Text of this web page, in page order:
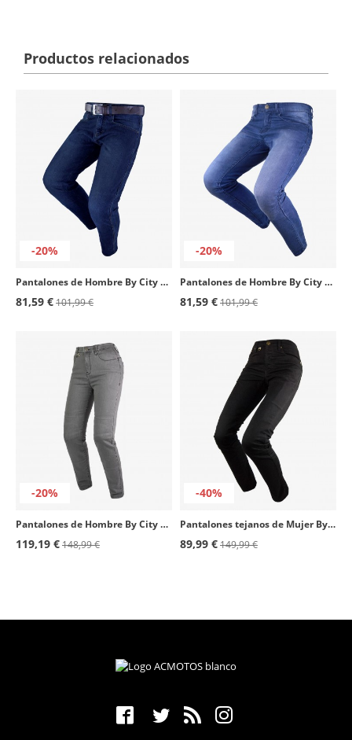
Productos relacionados
-20%
Pantalones de Hombre By City Route II azul oscuro
81,59 €101,99 €
-20%
Pantalones de Hombre By City Route II azul claro
81,59 €101,99 €
-20%
Pantalones de Hombre By City Bull gris
119,19 €148,99 €
-40%
Pantalones tejanos de Mujer By City Camaleon negro
89,99 €149,99 €